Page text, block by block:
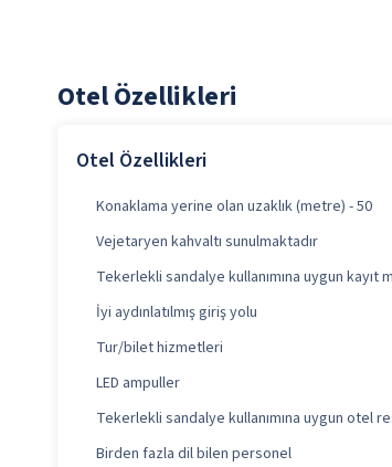
Otel Özellikleri
Otel Özellikleri
Konaklama yerine olan uzaklık (metre) - 50
Vejetaryen kahvaltı sunulmaktadır
Tekerlekli sandalye kullanımına uygun kayıt
İyi aydınlatılmış giriş yolu
Tur/bilet hizmetleri
LED ampuller
Tekerlekli sandalye kullanımına uygun otel
Birden fazla dil bilen personel